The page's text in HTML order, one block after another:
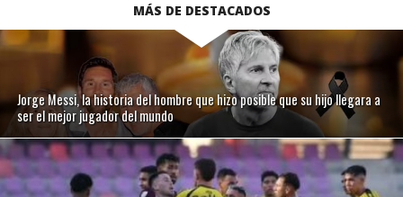
MÁS DE DESTACADOS
Jorge Messi, la historia del hombre que hizo posible que su hijo llegara a
ser el mejor jugador del mundo